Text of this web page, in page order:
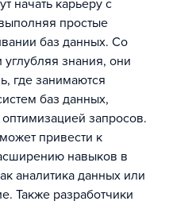
начать карьеру с
простые
баз данных. Со
знания, они
где занимаются
баз данных,
запросов.
привести к
навыков в
аналитика данных или
Также разработчики